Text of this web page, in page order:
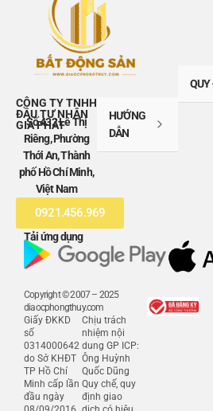
CÔNG TY TNHH
ĐẦU TƯ NHÂN
GIA PHÁT
Số 432 Lê Thị
Riêng, Phường
Thới An, Thành
phố Hồ Chí Minh,
Việt Nam
0921.456.969
HƯỚNG
DẪN
Tải ứng dụng
Copyright © 2007 – 2025
diaocphongthuy.com
Giấy ĐKKD
số
0314000642
do Sở KHĐT
TP Hồ Chí
Minh cấp lần
đầu ngày
Chịu trách
nhiệm nội
dung GP ICP:
Ông Huỳnh
Quốc Dũng
Quy chế, quy
định giao